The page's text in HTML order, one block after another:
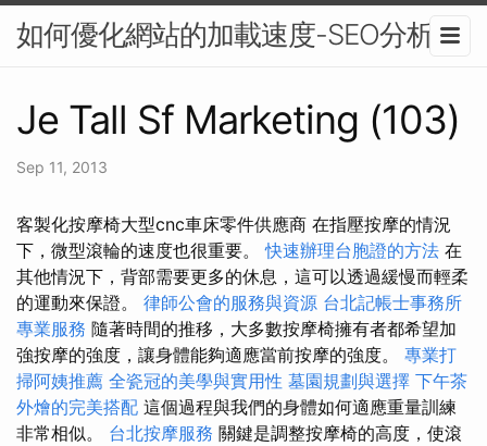
如何優化網站的加載速度-SEO分析
Je Tall Sf Marketing (103)
Sep 11, 2013
客製化按摩椅大型cnc車床零件供應商 在指壓按摩的情況
下，微型滾輪的速度也很重要。快速辦理台胞證的方法 在
其他情況下，背部需要更多的休息，這可以透過緩慢而輕柔
的運動來保證。 律師公會的服務與資源 台北記帳士事務所
專業服務 隨著時間的推移，大多數按摩椅擁有者都希望加
強按摩的強度，讓身體能夠適應當前按摩的強度。 專業打
掃阿姨推薦 全瓷冠的美學與實用性 墓園規劃與選擇 下午茶
外燴的完美搭配 這個過程與我們的身體如何適應重量訓練
非常相似。 台北按摩服務 關鍵是調整按摩椅的高度，使滾